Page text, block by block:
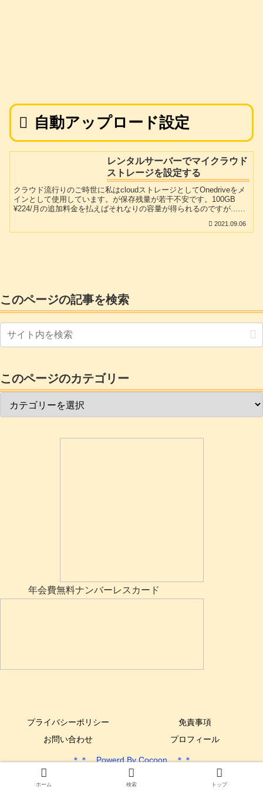
自動アップロード設定
レンタルサーバーでマイクラウド
ストレージを設定する
クラウド流行りのご時世に私はcloudストレージとしてOnedriveをメ
インとして使用しています。が保存残量が若干不安です。100GB
¥224/月の追加料金を払えばそれなりの容量が得られるのですが...。
出る幕がありません。私はmixhostのベーシックプランを契約してい
2021.09.06
このページの記事を検索
このページのカテゴリー
年会費無料ナンバーレスカード
プライバシーポリシー
免責事項
お問い合わせ
プロフィール
＊＊ Powerd By Cocoon ＊＊
Copyright © 2017-2025 できるYone DIY All Rights Reserved.
ホーム 検索 トップ